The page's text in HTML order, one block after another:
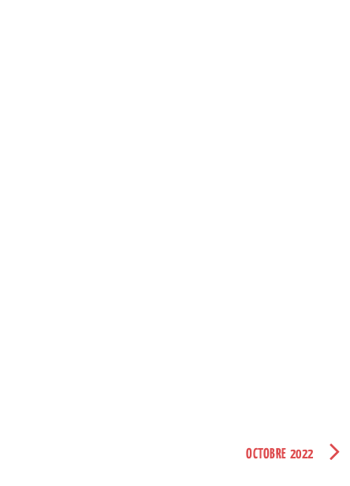
OCTOBRE 2022